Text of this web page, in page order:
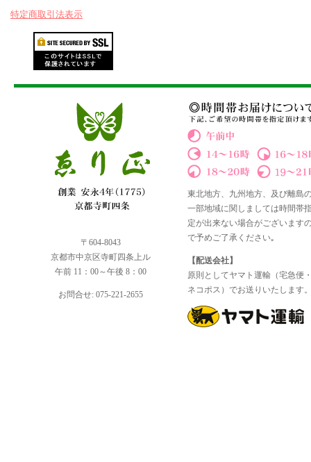
特定商取引法表示
〒604-8043
京都市中京区寺町四条上ル
午前 11：00～午後 8：00
お問合せ: 075-221-2655
東北地方、九州地方、及び離島
一部地域に関しましては時間帯
定が出来ない場合がございます
で予めご了承ください｡
【配送会社】
原則としてヤマト運輸（宅急便
ネコポス）でお送りいたします